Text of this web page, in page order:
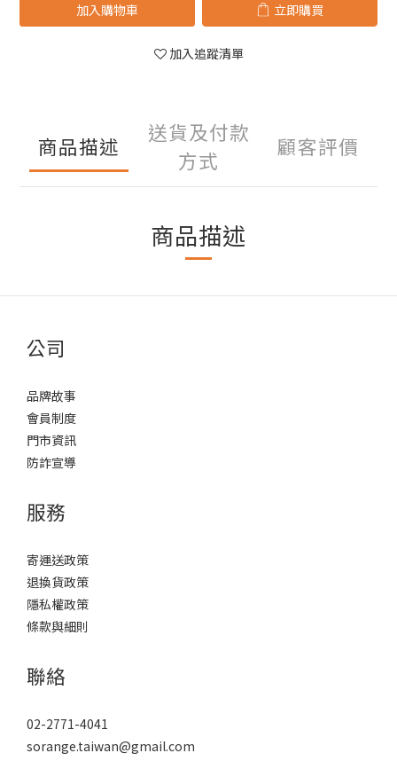
加入購物車 立即購買
加入追蹤清單
商品描述
送貨及付款
方式
顧客評價
商品描述
公司
品牌故事
會員制度
門市資訊
防詐宣導
服務
寄運送政策
退換貨政策
隱私權政策
條款與細則
聯絡
02-2771-4041
sorange.taiwan@gmail.com